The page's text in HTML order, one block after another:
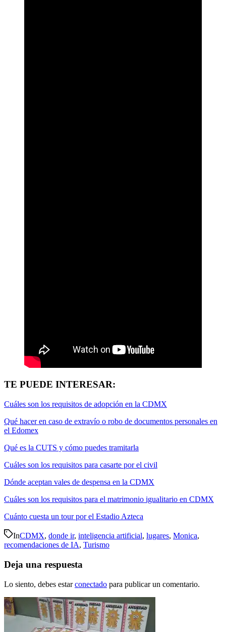
TE PUEDE INTERESAR:
Cuáles son los requisitos de adopción en la CDMX
Qué hacer en caso de extravío o robo de documentos personales en
el Edomex
Qué es la CUTS y cómo puedes tramitarla
Cuáles son los requisitos para casarte por el civil
Dónde aceptan vales de despensa en la CDMX
Cuáles son los requisitos para el matrimonio igualitario en CDMX
Cuánto cuesta un tour por el Estadio Azteca
InCDMX, donde ir, inteligencia artificial, lugares, Monica,
recomendaciones de IA, Turismo
Deja una respuesta
Lo siento, debes estarconectado para publicar un comentario.